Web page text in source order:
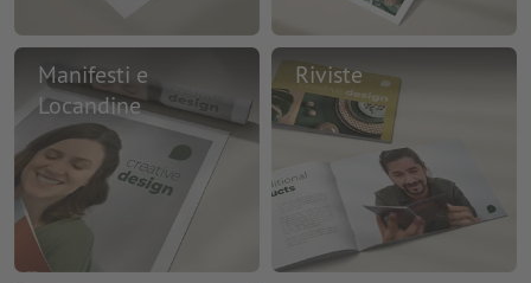
Manifesti e
Locandine
Riviste